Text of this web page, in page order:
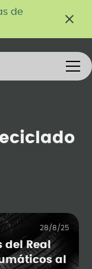
de
28/8/25
del Real
al